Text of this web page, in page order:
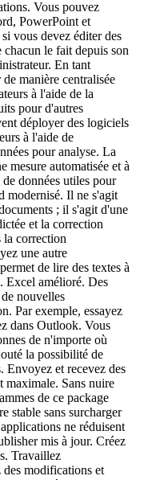
Vous pouvez
PowerPoint et
vous devez éditer des
chacun le fait depuis son
En tant
manière centralisée
à l'aide de la
pour d'autres
déployer des logiciels
à l'aide de
pour analyse. La
mesure automatisée et à
données utiles pour
modernisé. Il ne s'agit
; il s'agit d'une
et la correction
la correction
une autre
de lire des textes à
Excel amélioré. Des
nouvelles
Par exemple, essayez
dans Outlook. Vous
de n'importe où
la possibilité de
Envoyez et recevez des
maximale. Sans nuire
de ce package
stable sans surcharger
ne réduisent
mis à jour. Créez
Travaillez
modifications et